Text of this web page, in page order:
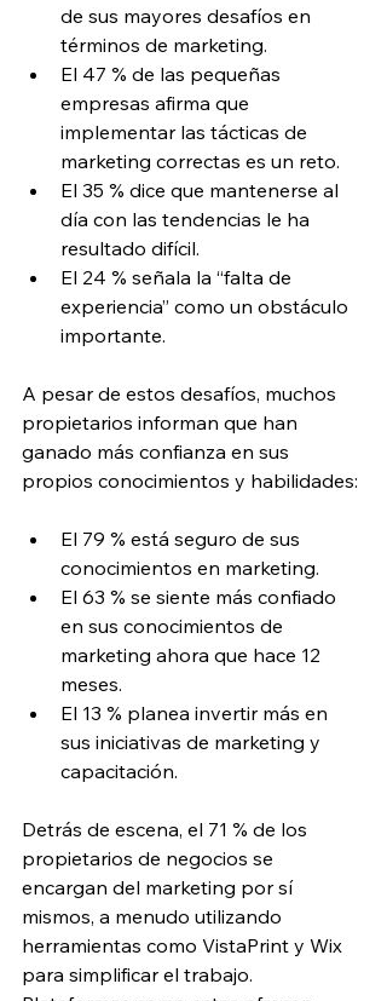
de sus mayores desafíos en
términos de marketing.
El 47 % de las pequeñas
empresas afirma que
implementar las tácticas de
marketing correctas es un reto.
El 35 % dice que mantenerse al
día con las tendencias le ha
resultado difícil.
El 24 % señala la “falta de
experiencia” como un obstáculo
importante.
A pesar de estos desafíos, muchos
propietarios informan que han
ganado más confianza en sus
propios conocimientos y habilidades:
El 79 % está seguro de sus
conocimientos en marketing.
El 63 % se siente más confiado
en sus conocimientos de
marketing ahora que hace 12
meses.
El 13 % planea invertir más en
sus iniciativas de marketing y
capacitación.
Detrás de escena, el 71 % de los
propietarios de negocios se
encargan del marketing por sí
mismos, a menudo utilizando
herramientas como VistaPrint y Wix
para simplificar el trabajo.